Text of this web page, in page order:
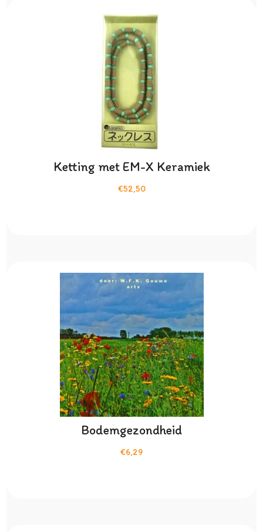
Ketting met EM-X Keramiek
€52,50
Bodemgezondheid
€6,29